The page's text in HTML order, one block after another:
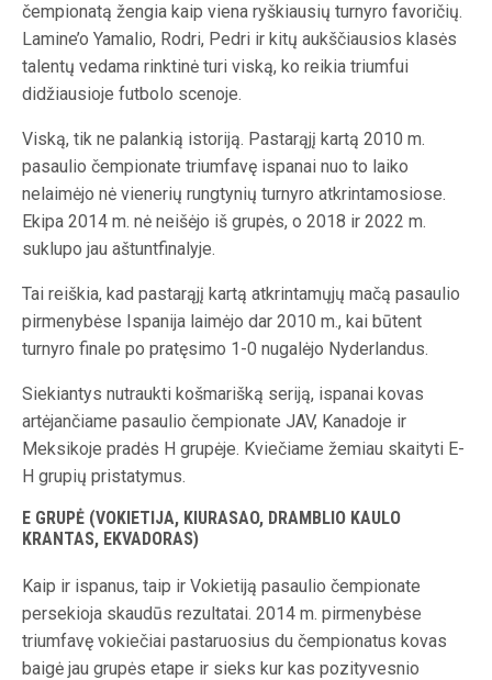
čempionatą žengia kaip viena ryškiausių turnyro favoričių.
Lamine’o Yamalio, Rodri, Pedri ir kitų aukščiausios klasės
talentų vedama rinktinė turi viską, ko reikia triumfui
didžiausioje futbolo scenoje.
Viską, tik ne palankią istoriją. Pastarąjį kartą 2010 m.
pasaulio čempionate triumfavę ispanai nuo to laiko
nelaimėjo nė vienerių rungtynių turnyro atkrintamosiose.
Ekipa 2014 m. nė neišėjo iš grupės, o 2018 ir 2022 m.
suklupo jau aštuntfinalyje.
Tai reiškia, kad pastarąjį kartą atkrintamųjų mačą pasaulio
pirmenybėse Ispanija laimėjo dar 2010 m., kai būtent
turnyro finale po pratęsimo 1-0 nugalėjo Nyderlandus.
Siekiantys nutraukti košmarišką seriją, ispanai kovas
artėjančiame pasaulio čempionate JAV, Kanadoje ir
Meksikoje pradės H grupėje. Kviečiame žemiau skaityti E-
H grupių pristatymus.
E GRUPĖ (VOKIETIJA, KIURASAO, DRAMBLIO KAULO
KRANTAS, EKVADORAS)
Kaip ir ispanus, taip ir Vokietiją pasaulio čempionate
persekioja skaudūs rezultatai. 2014 m. pirmenybėse
triumfavę vokiečiai pastaruosius du čempionatus kovas
baigė jau grupės etape ir sieks kur kas pozityvesnio